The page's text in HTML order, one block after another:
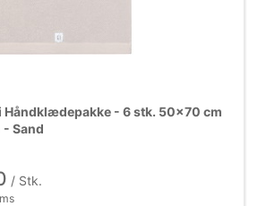
Håndklædepakke - 6 stk. 50x70 cm
- Sand
/ Stk.